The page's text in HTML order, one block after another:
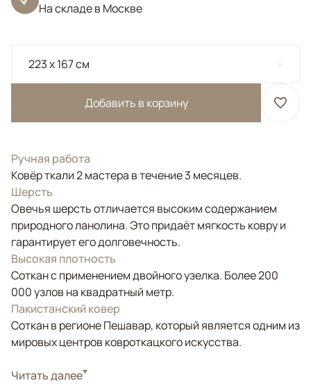
На складе в Москве
223 x 167 см
Добавить в корзину
Ручная работа
Ковёр ткали 2 мастера в течение 3 месяцев.
Шерсть
Овечья шерсть отличается высоким содержанием
природного ланолина. Это придаёт мягкость ковру и
гарантирует его долговечность.
Высокая плотность
Соткан с применением двойного узелка. Более 200
000 узлов на квадратный метр.
Пакистанский ковер
Соткан в регионе Пешавар, который является одним из
мировых центров ковроткацкого искусства.
Цвета
Коричневый/Терракотовый, Голубой, Синий,
Читать далее